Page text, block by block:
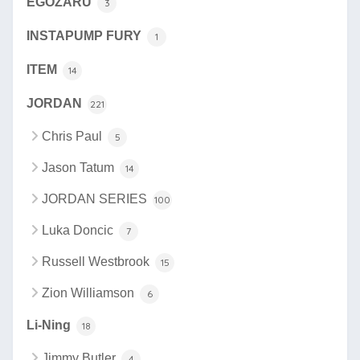
3
INSTAPUMP FURY 1
ITEM 14
JORDAN 221
Chris Paul 5
Jason Tatum 14
JORDAN SERIES 100
Luka Doncic 7
Russell Westbrook 15
Zion Williamson 6
Li-Ning 18